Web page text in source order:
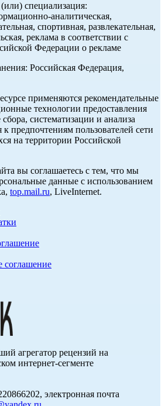
специализация:
аналитическая,
спортивная, развлекательная,
реклама в соответствии с
Федерации о рекламе
Российская Федерация,
применяются рекомендательные
технологии предоставления
систематизации и анализа
предпочтениям пользователей сети
на территории Российской
вы соглашаетесь с тем, что мы
данные с использованием
top.mail.ru, LiveInternet.
соглашение
агрегатор рецензий на
интернет-сегменте
электронная почта